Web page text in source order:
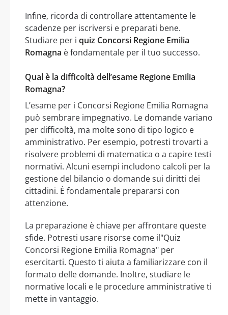
Infine, ricorda di controllare attentamente le
scadenze per iscriversi e preparati bene.
Studiare per i quiz Concorsi Regione Emilia
Romagna è fondamentale per il tuo successo.
Qual è la difficoltà dell’esame Regione Emilia
Romagna?
L’esame per i Concorsi Regione Emilia Romagna
può sembrare impegnativo. Le domande variano
per difficoltà, ma molte sono di tipo logico e
amministrativo. Per esempio, potresti trovarti a
risolvere problemi di matematica o a capire testi
normativi. Alcuni esempi includono calcoli per la
gestione del bilancio o domande sui diritti dei
cittadini. È fondamentale prepararsi con
attenzione.
La preparazione è chiave per affrontare queste
sfide. Potresti usare risorse come il"Quiz
Concorsi Regione Emilia Romagna" per
esercitarti. Questo ti aiuta a familiarizzare con il
formato delle domande. Inoltre, studiare le
normative locali e le procedure amministrative ti
mette in vantaggio.